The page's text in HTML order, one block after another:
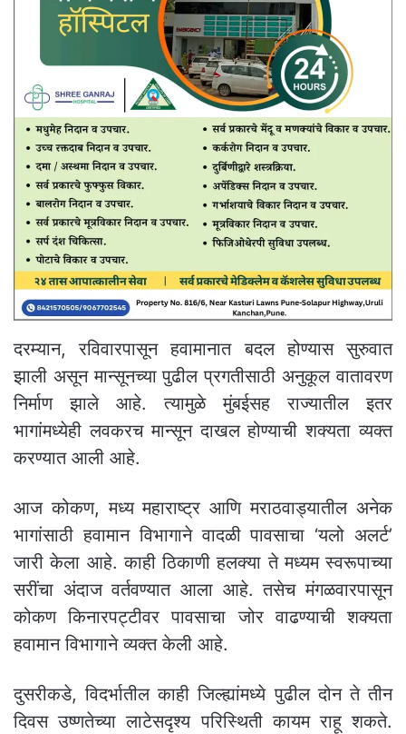
दरम्यान, रविवारपासून हवामानात बदल होण्यास सुरुवात
झाली असून मान्सूनच्या पुढील प्रगतीसाठी अनुकूल वातावरण
निर्माण झाले आहे. त्यामुळे मुंबईसह राज्यातील इतर
भागांमध्येही लवकरच मान्सून दाखल होण्याची शक्यता व्यक्त
करण्यात आली आहे.
आज कोकण, मध्य महाराष्ट्र आणि मराठवाड्यातील अनेक
भागांसाठी हवामान विभागाने वादळी पावसाचा ‘यलो अलर्ट’
जारी केला आहे. काही ठिकाणी हलक्या ते मध्यम स्वरूपाच्या
सरींचा अंदाज वर्तवण्यात आला आहे. तसेच मंगळवारपासून
कोकण किनारपट्टीवर पावसाचा जोर वाढण्याची शक्यता
हवामान विभागाने व्यक्त केली आहे.
दुसरीकडे, विदर्भातील काही जिल्ह्यांमध्ये पुढील दोन ते तीन
दिवस उष्णतेच्या लाटेसदृश्य परिस्थिती कायम राहू शकते.